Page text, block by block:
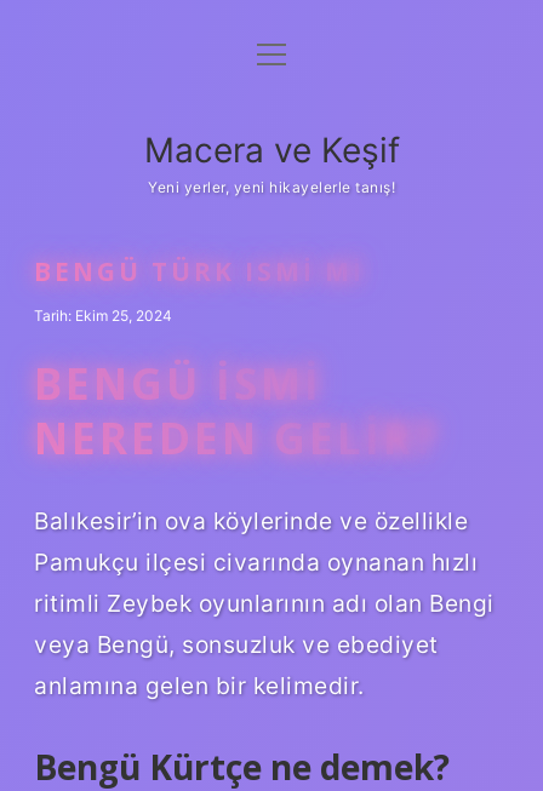
Anasayfa
Yasal Uyarı
menüyü
Macera ve Keşif
Yeni yerler, yeni hikayelerle tanış!
BENGÜ TÜRK ISMI MI
Tarih: Ekim 25, 2024
BENGÜ ISMI
NEREDEN GELIR?
Balıkesir’in ova köylerinde ve özellikle
Pamukçu ilçesi civarında oynanan hızlı
ritimli Zeybek oyunlarının adı olan Bengi
veya Bengü, sonsuzluk ve ebediyet
anlamına gelen bir kelimedir.
Bengü Kürtçe ne demek?